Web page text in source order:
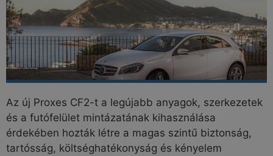
Az új Proxes CF2-t a legújabb anyagok, szerkezetek
és a futófelület mintázatának kihasználása
érdekében hozták létre a magas szintű biztonság,
tartósság, költséghatékonyság és kényelem